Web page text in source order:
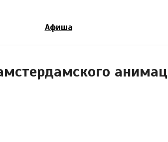
Афиша